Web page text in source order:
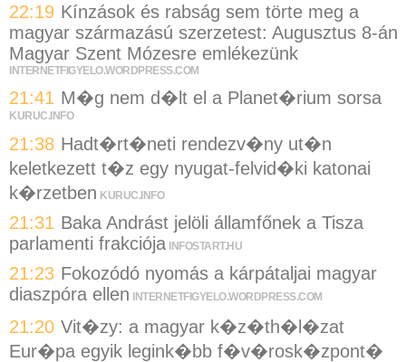
22:19 Kínzások és rabság sem törte meg a
magyar származású szerzetest: Augusztus 8-án
Magyar Szent Mózesre emlékezünk
INTERNETFIGYELO.WORDPRESS.COM
21:41 M�g nem d�lt el a Planet�rium sorsa
KURUC.INFO
21:38 Hadt�rt�neti rendezv�ny ut�n
keletkezett t�z egy nyugat-felvid�ki katonai
k�rzetben KURUC.INFO
21:31 Baka Andrást jelöli államfőnek a Tisza
parlamenti frakciója INFOSTART.HU
21:23 Fokozódó nyomás a kárpátaljai magyar
diaszpóra ellen
INTERNETFIGYELO.WORDPRESS.COM
21:20 Vit�zy: a magyar k�z�th�l�zat
Eur�pa egyik legink�bb f�v�rosk�zpont�